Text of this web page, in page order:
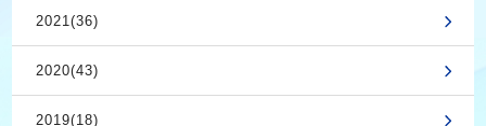
2021(36)
2020(43)
2019(18)